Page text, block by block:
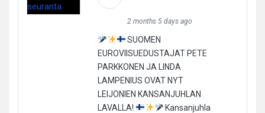
2 months 5 days ago
SUOMEN
EUROVIISUEDUSTAJAT PETE
PARKKONEN JA LINDA
LAMPENIUS OVAT NYT
LEIJONIEN KANSANJUHLAN
LAVALLA!
Kansanjuhla